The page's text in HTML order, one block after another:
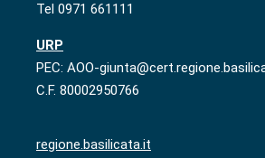
Tel 0971 661111
URP
PEC: AOO-
C.F. 80002950766
regione.basilicata.it